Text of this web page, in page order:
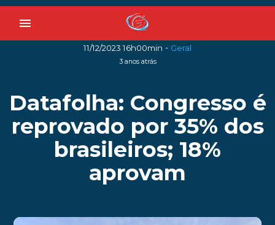
menu
11/12/2023 16h00min - Geral
3 anos atrás
Datafolha: Congresso é
reprovado por 35% dos
brasileiros; 18%
aprovam